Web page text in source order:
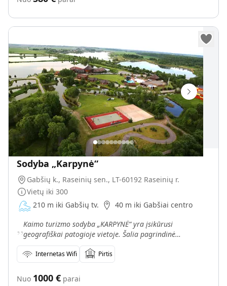
Sodyba „Karpynė“
Gabšių k., Raseinių sen., LT-60192 Raseinių r.
Vietų iki 300
210 m iki Gabšių tv.
40 m iki Gabšiai centro
„Kaimo turizmo sodyba „KARPYNĖ“ yra įsikūrusi
geografiškai patogioje vietoje. Šalia pagrindinė
automagistralė Vilnius–Klaipėda (iki Vilniaus – 173 km, iki
KaunoInternetas Wifi Pirtis
Nuo 1000 € parai